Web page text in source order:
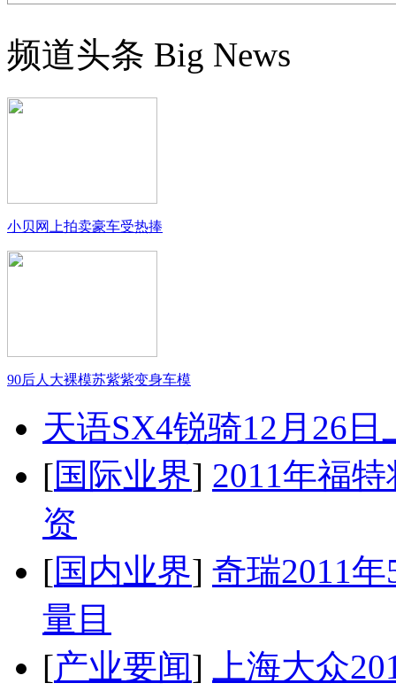
频道头条 Big News
小贝网上拍卖豪车受热捧
90后人大裸模苏紫紫变身车模
天语SX4锐骑12月26
[国际业界] 2011年福
资
[国内业界] 奇瑞2011
量目
[产业要闻]
上海大众